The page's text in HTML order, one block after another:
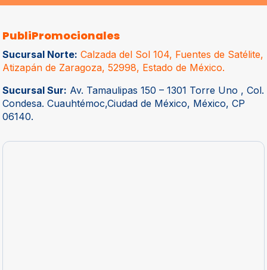
PubliPromocionales
Sucursal Norte: Calzada del Sol 104, Fuentes de Satélite,
Atizapán de Zaragoza, 52998, Estado de México.
Sucursal Sur: Av. Tamaulipas 150 – 1301 Torre Uno , Col.
Condesa. Cuauhtémoc,Ciudad de México, México, CP
06140.